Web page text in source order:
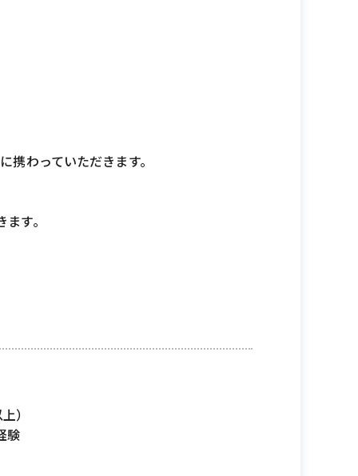
わっていただきます。
す。
）
験